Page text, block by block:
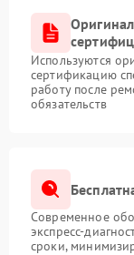
Используются
сертификацию
работу после
обязательств
Современное
экспресс-
сроки,